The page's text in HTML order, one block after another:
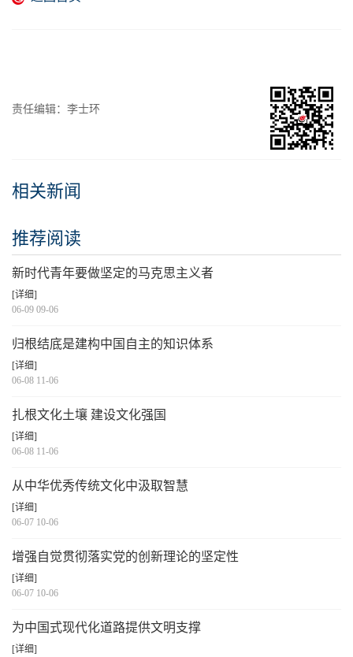
责任编辑：李士环
相关新闻
推荐阅读
新时代青年要做坚定的马克思主义者
[详细]
06-09 09-06
归根结底是建构中国自主的知识体系
[详细]
06-08 11-06
扎根文化土壤 建设文化强国
[详细]
06-08 11-06
从中华优秀传统文化中汲取智慧
[详细]
06-07 10-06
增强自觉贯彻落实党的创新理论的坚定性
[详细]
06-07 10-06
为中国式现代化道路提供文明支撑
[详细]